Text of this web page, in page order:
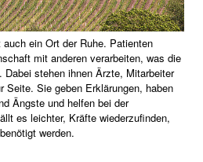
ein Ort der Ruhe. Patienten
mit anderen verarbeiten, was die
Dabei stehen ihnen Ärzte, Mitarbeiter
Seite. Sie geben Erklärungen, haben
Ängste und helfen bei der
es leichter, Kräfte wiederzufinden,
werden.